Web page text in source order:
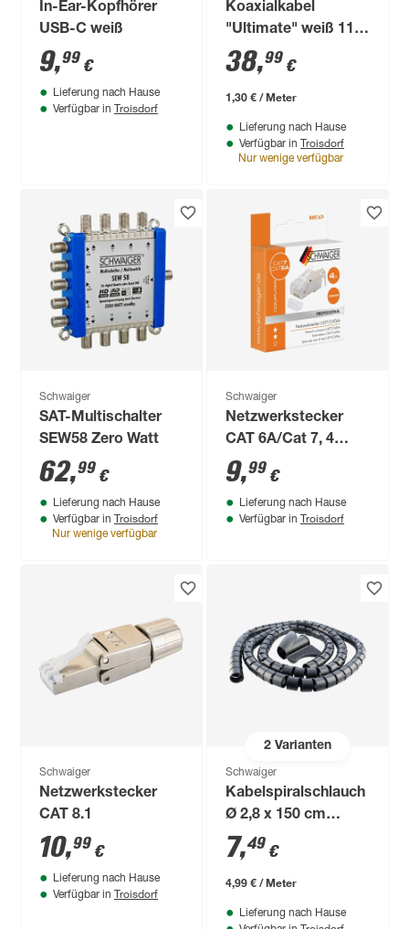
In-Ear-Kopfhörer
USB-C weiß
9,99 €
Lieferung nach Hause
Verfügbar in Troisdorf
Koaxialkabel
"Ultimate" weiß 110
dB Ø 7 mm 30 m
38,99 €
1,30 € / Meter
Lieferung nach Hause
Verfügbar in Troisdorf
Nur wenige verfügbar
Schwaiger
SAT-Multischalter
SEW58 Zero Watt
62,99 €
Lieferung nach Hause
Verfügbar in Troisdorf
Nur wenige verfügbar
Schwaiger
Netzwerkstecker
CAT 6A/Cat 7, 4
Stück
9,99 €
Lieferung nach Hause
Verfügbar in Troisdorf
Schwaiger
Netzwerkstecker
CAT 8.1
10,99 €
Lieferung nach Hause
Verfügbar in Troisdorf
2Varianten
Schwaiger
Kabelspiralschlauch
Ø 2,8 x 150 cm
schwarz
7,49 €
4,99 € / Meter
Lieferung nach Hause